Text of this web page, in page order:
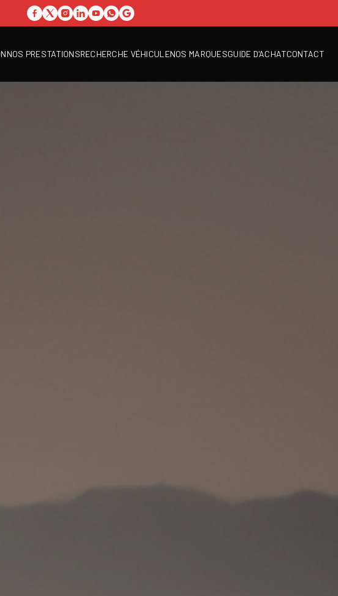
NOS PRESTATIONSRECHERCHE VÉHICULENOS MARQUESGUIDE D'ACHATCONTACT